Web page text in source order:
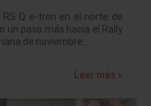
Q e-tron en el norte de
un paso más hacia el Rally
de noviembre:…
Leer más »